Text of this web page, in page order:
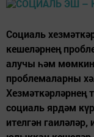
Социаль
кешеләрнең
алучы һәм
проблемаларны
Хезмәткәрләрнең
социаль ярдәм
ителгән